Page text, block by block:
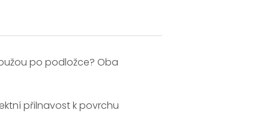
po podložce? Oba
přilnavost k povrchu